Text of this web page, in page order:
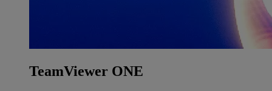
TeamViewer ONE